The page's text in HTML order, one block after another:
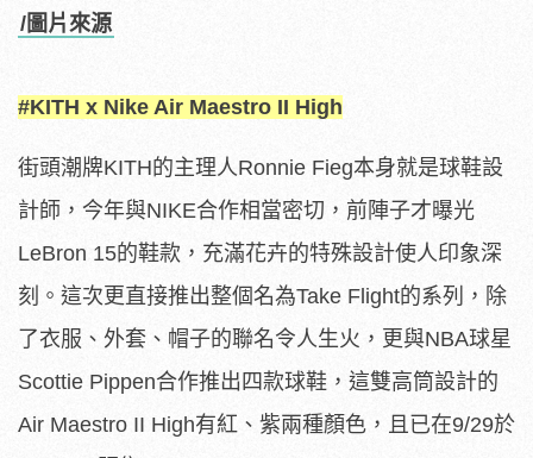
/圖片來源
#KITH x Nike Air Maestro II High
街頭潮牌KITH的主理人Ronnie Fieg本身就是球鞋設
計師，今年與NIKE合作相當密切，前陣子才曝光
LeBron 15的鞋款，充滿花卉的特殊設計使人印象深
刻。這次更直接推出整個名為Take Flight的系列，除
了衣服、外套、帽子的聯名令人生火，更與NBA球星
Scottie Pippen合作推出四款球鞋，這雙高筒設計的
Air Maestro II High有紅、紫兩種顏色，且已在9/29於